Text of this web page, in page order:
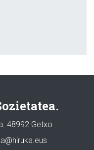
48992 Getxo